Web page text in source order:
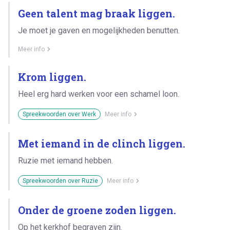
Geen talent mag braak liggen.
Je moet je gaven en mogelijkheden benutten.
Meer info
Krom liggen.
Heel erg hard werken voor een schamel loon.
Spreekwoorden over Werk Meer info
Met iemand in de clinch liggen.
Ruzie met iemand hebben.
Spreekwoorden over Ruzie Meer info
Onder de groene zoden liggen.
Op het kerkhof begraven zijn.